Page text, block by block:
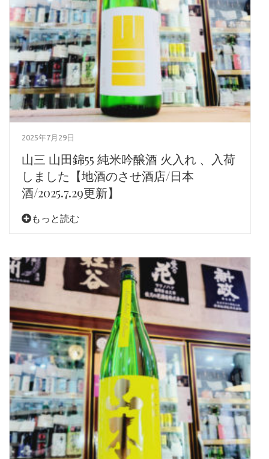
2025年7月29日
山三 山田錦55 純米吟醸酒 火入れ 、入荷
しました【地酒のさせ酒店/日本
酒/2025.7.29更新】
もっと読む